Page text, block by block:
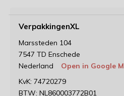
VerpakkingenXL
Marssteden 104
7547 TD Enschede
Nederland
Open in Google
KvK: 74720279
BTW: NL860003772B01